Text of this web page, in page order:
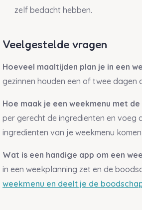
zelf bedacht hebben.
Veelgestelde vragen
Hoeveel maaltijden plan je in een
gezinnen houden een of twee
Hoe maak je een weekmenu met
per gerecht de ingredienten en
ingredienten van je weekmenu
Wat is een handige app om een
in een weekplanning zet en de
weekmenu en deelt je de